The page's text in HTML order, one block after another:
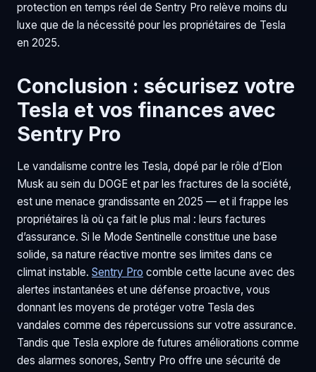
protection en temps réel de Sentry Pro relève moins du
luxe que de la nécessité pour les propriétaires de Tesla
en 2025.
Conclusion : sécurisez votre
Tesla et vos finances avec
Sentry Pro
Le vandalisme contre les Tesla, dopé par le rôle d’Elon
Musk au sein du DOGE et par les fractures de la société,
est une menace grandissante en 2025 — et il frappe les
propriétaires là où ça fait le plus mal : leurs factures
d’assurance. Si le Mode Sentinelle constitue une base
solide, sa nature réactive montre ses limites dans ce
climat instable. Sentry Pro comble cette lacune avec des
alertes instantanées et une défense proactive, vous
donnant les moyens de protéger votre Tesla des
vandales comme des répercussions sur votre assurance.
Tandis que Tesla explore de futures améliorations comme
des alarmes sonores, Sentry Pro offre une sécurité de